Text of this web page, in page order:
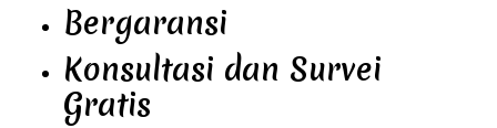
Bergaransi
Konsultasi dan Survei
Gratis